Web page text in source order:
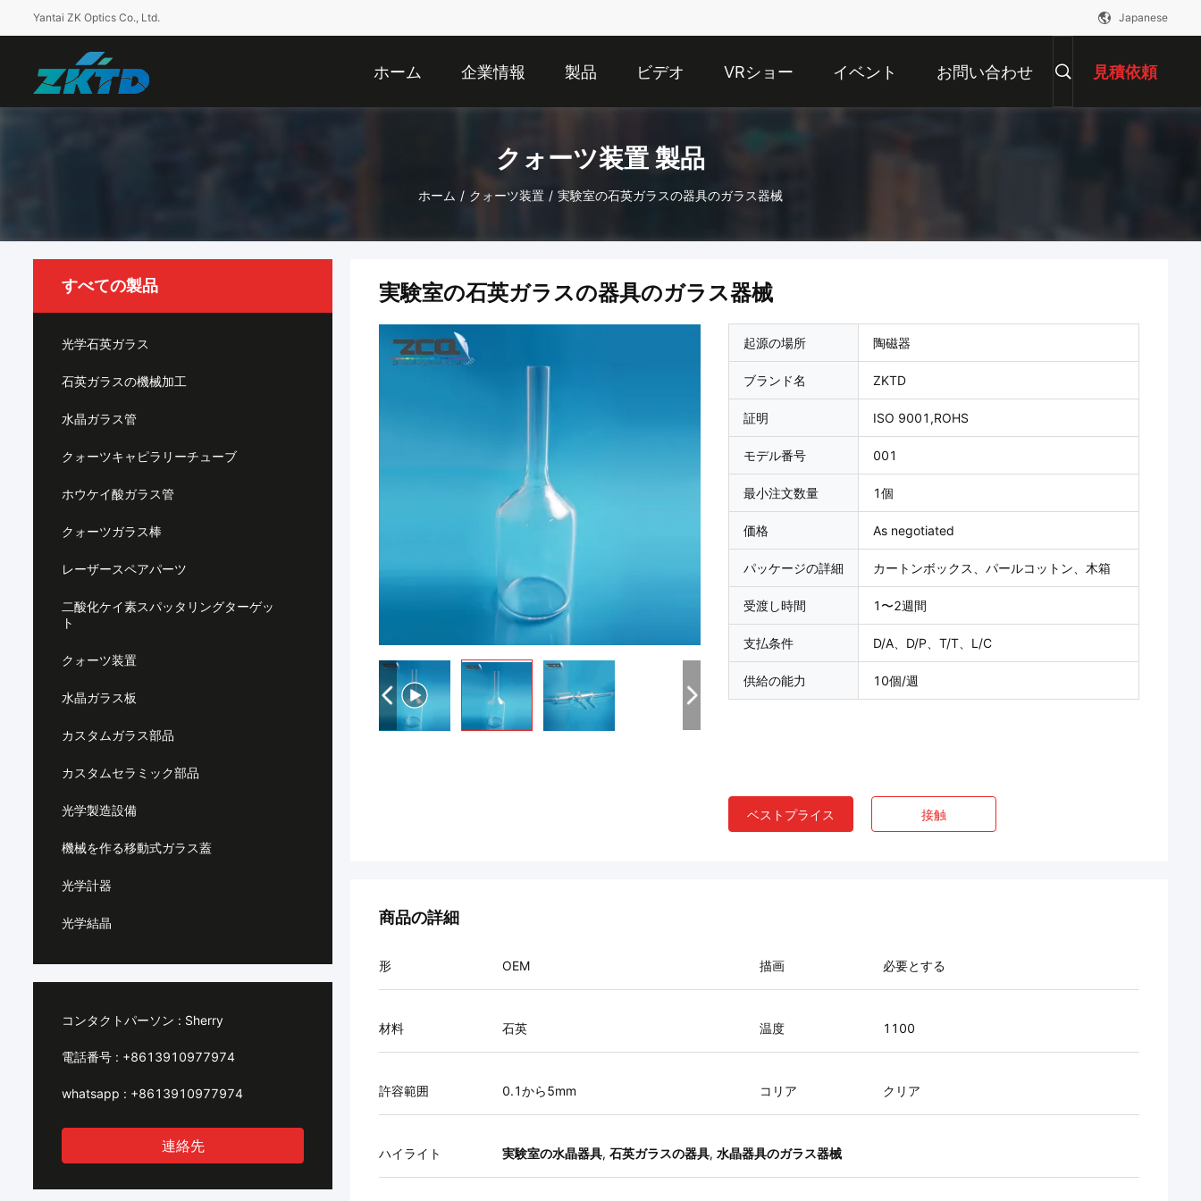
Yantai ZK Optics Co., Ltd. Japanese
ホーム 企業情報 製品 ビデオ VRショー イベント お問い合わせ 見積依頼
クォーツ装置 製品
ホーム / クォーツ装置 / 実験室の石英ガラスの器具のガラス器械
すべての製品
光学石英ガラス
石英ガラスの機械加工
水晶ガラス管
クォーツキャピラリーチューブ
ホウケイ酸ガラス管
クォーツガラス棒
レーザースペアパーツ
二酸化ケイ素スパッタリングターゲッ
ト
クォーツ装置
水晶ガラス板
カスタムガラス部品
カスタムセラミック部品
光学製造設備
機械を作る移動式ガラス蓋
光学計器
光学結晶
コンタクトパーソン : Sherry
電話番号 : +8613910977974
whatsapp : +8613910977974
連絡先
実験室の石英ガラスの器具のガラス器械
起源の場所 陶磁器
ブランド名 ZKTD
証明 ISO 9001,ROHS
モデル番号 001
最小注文数量 1個
価格 As negotiated
パッケージの詳細 カートンボックス、パールコットン、木箱
受渡し時間 1〜2週間
支払条件 D/A、D/P、T/T、L/C
供給の能力 10個/週
ベストプライス 接触
商品の詳細
形 OEM 描画 必要とする
材料 石英 温度 1100
許容範囲 0.1から5mm コリア クリア
ハイライト 実験室の水晶器具, 石英ガラスの器具, 水晶器具のガラス器械